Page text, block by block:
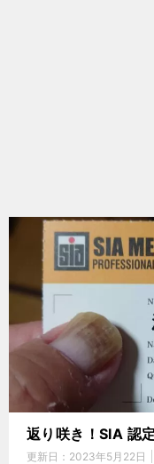
返り咲き！SIA 認
更新日： 2023年5月22日